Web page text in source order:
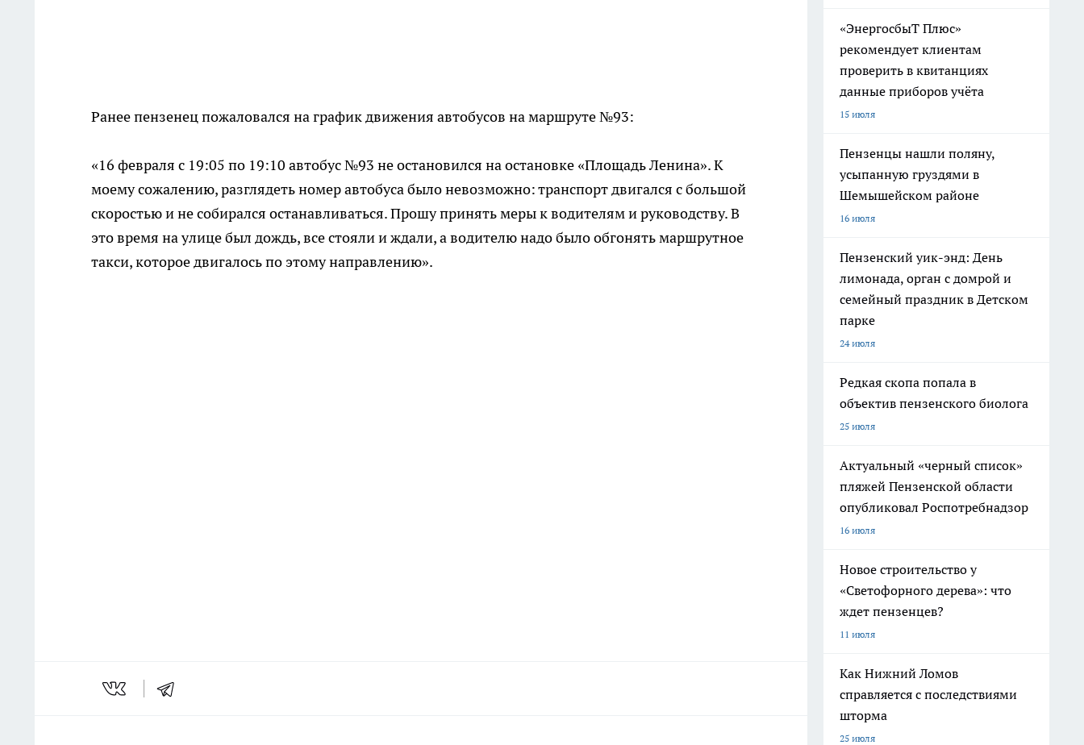
Ранее пензенец пожаловался на график движения автобусов на маршруте №93:
«16 февраля с 19:05 по 19:10 автобус №93 не остановился на остановке «Площадь Ленина». К
моему сожалению, разглядеть номер автобуса было невозможно: транспорт двигался с большой
скоростью и не собирался останавливаться. Прошу принять меры к водителям и руководству. В
это время на улице был дождь, все стояли и ждали, а водителю надо было обгонять маршрутное
такси, которое двигалось по этому направлению».
«ЭнергосбыТ Плюс»
рекомендует клиентам
проверить в квитанциях
данные приборов учёта
15 июля
Пензенцы нашли поляну,
усыпанную груздями в
Шемышейском районе
16 июля
Пензенский уик-энд: День
лимонада, орган с домрой и
семейный праздник в Детском
парке
24 июля
Редкая скопа попала в
объектив пензенского биолога
25 июля
Актуальный «черный список»
пляжей Пензенской области
опубликовал Роспотребнадзор
16 июля
Новое строительство у
«Светофорного дерева»: что
ждет пензенцев?
11 июля
Как Нижний Ломов
справляется с последствиями
шторма
25 июля